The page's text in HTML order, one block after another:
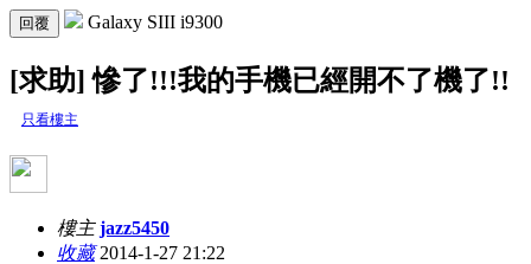
回覆 Galaxy SIII i9300
[求助] 慘了!!!我的手機已經開不了機了!!
只看樓主
樓主 jazz5450
收藏2014-1-27 21:22